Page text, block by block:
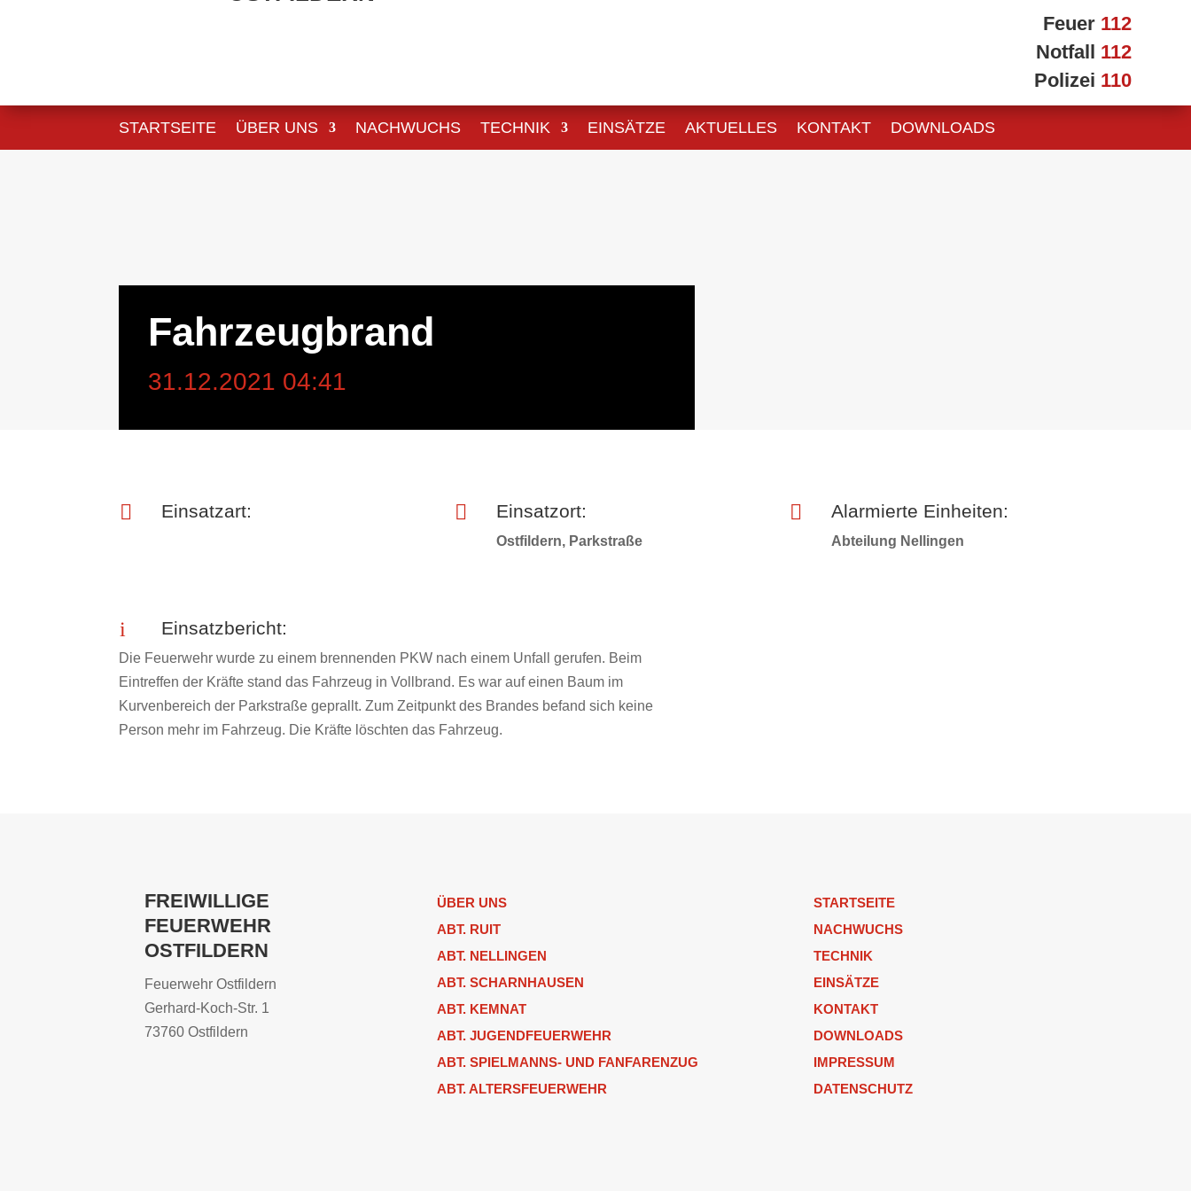
Feuer 112
Notfall 112
Polizei 110
STARTSEITE ÜBER UNS NACHWUCHS TECHNIK EINSÄTZE AKTUELLES KONTAKT DOWNLOADS
Fahrzeugbrand
31.12.2021 04:41
 Einsatzart:  Einsatzort:
Ostfildern, Parkstraße
 Alarmierte Einheiten:
Abteilung Nellingen
i Einsatzbericht:
Die Feuerwehr wurde zu einem brennenden PKW nach einem Unfall gerufen. Beim
Eintreffen der Kräfte stand das Fahrzeug in Vollbrand. Es war auf einen Baum im
Kurvenbereich der Parkstraße geprallt. Zum Zeitpunkt des Brandes befand sich keine
Person mehr im Fahrzeug. Die Kräfte löschten das Fahrzeug.
FREIWILLIGE
FEUERWEHR
OSTFILDERN
Feuerwehr Ostfildern
Gerhard-Koch-Str. 1
73760 Ostfildern
ÜBER UNS
ABT. RUIT
ABT. NELLINGEN
ABT. SCHARNHAUSEN
ABT. KEMNAT
ABT. JUGENDFEUERWEHR
ABT. SPIELMANNS- UND FANFARENZUG
ABT. ALTERSFEUERWEHR
STARTSEITE
NACHWUCHS
TECHNIK
EINSÄTZE
KONTAKT
DOWNLOADS
IMPRESSUM
DATENSCHUTZ